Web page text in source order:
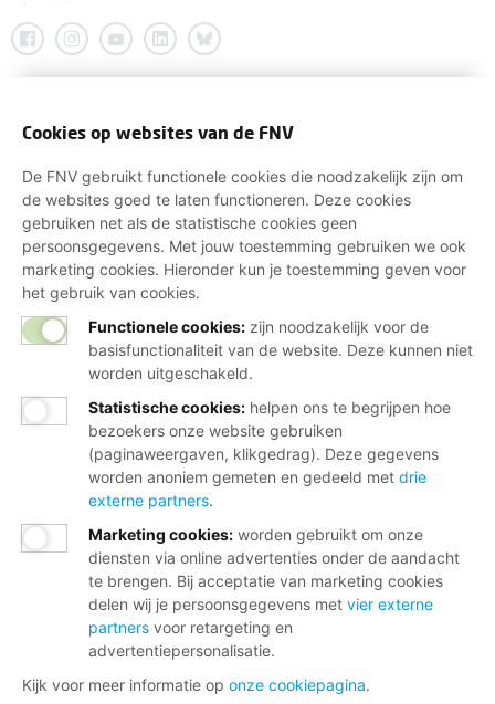
Cookies op websites van de FNV
De FNV gebruikt functionele cookies die noodzakelijk zijn om
de websites goed te laten functioneren. Deze cookies
gebruiken net als de statistische cookies geen
persoonsgegevens. Met jouw toestemming gebruiken we ook
marketing cookies. Hieronder kun je toestemming geven voor
het gebruik van cookies.
Functionele cookies: zijn noodzakelijk voor de
basisfunctionaliteit van de website. Deze kunnen niet
worden uitgeschakeld.
Statistische cookies: helpen ons te begrijpen hoe
bezoekers onze website gebruiken
(paginaweergaven, klikgedrag). Deze gegevens
worden anoniem gemeten en gedeeld met drie
externe partners.
Marketing cookies: worden gebruikt om onze
diensten via online advertenties onder de aandacht
te brengen. Bij acceptatie van marketing cookies
delen wij je persoonsgegevens met vier externe
partners voor retargeting en
advertentiepersonalisatie.
Kijk voor meer informatie op onze cookiepagina.